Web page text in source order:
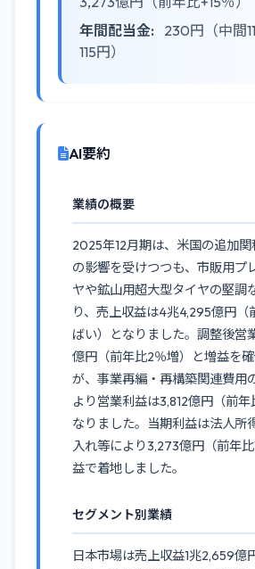
年間配当金:
230円（中間
115円）
AI要約
業績の概要
2025年12月期は、米国の追加
の影響を受けつつも、市販用プ
ヤや鉱山用超大型タイヤの堅調
り、売上収益は4兆4,295億円（
ばい）となりました。調整後営
億円（前年比2％増）と増益を
が、事業再編・再構築関連費用
より営業利益は3,812億円（前年
なりました。当期利益は法人所
入れ等により3,273億円（前年
益で着地しました。
セグメント別業績
日本市場は売上収益1兆2,659億